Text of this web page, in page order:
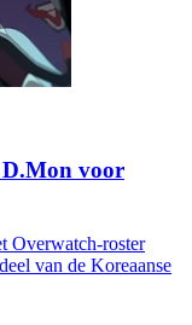
voor
Overwatch-roster
van de Koreaanse